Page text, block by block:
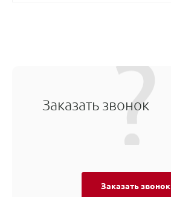
Заказать звонок
Заказать звонок